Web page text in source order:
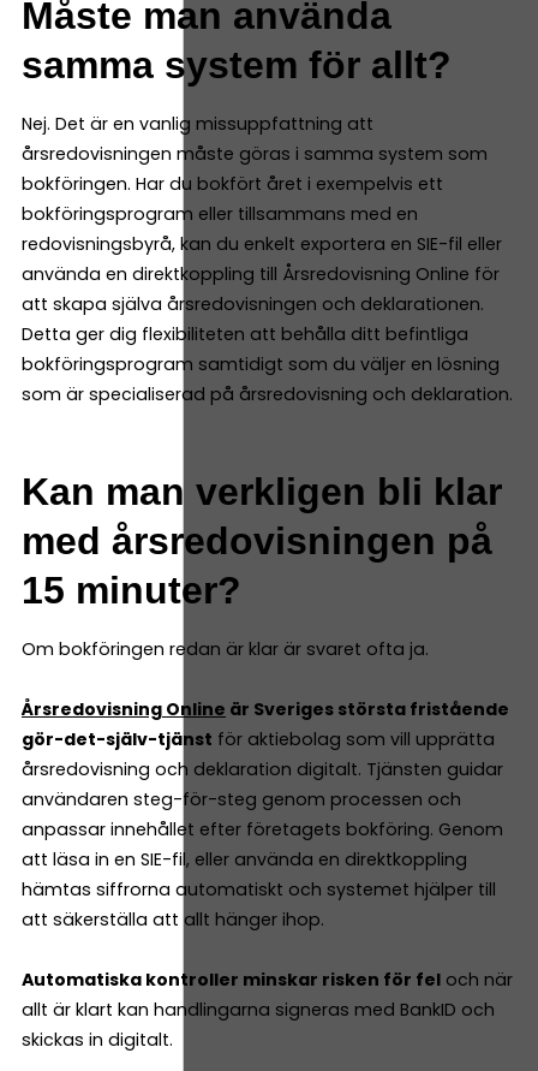
Måste man använda
samma system för allt?
Nej. Det är en vanlig missuppfattning att
årsredovisningen måste göras i samma system som
bokföringen. Har du bokfört året i exempelvis ett
bokföringsprogram eller tillsammans med en
redovisningsbyrå, kan du enkelt exportera en SIE-fil eller
använda en direktkoppling till Årsredovisning Online för
att skapa själva årsredovisningen och deklarationen.
Detta ger dig flexibiliteten att behålla ditt befintliga
bokföringsprogram samtidigt som du väljer en lösning
som är specialiserad på årsredovisning och deklaration.
Kan man verkligen bli klar
med årsredovisningen på
15 minuter?
Om bokföringen redan är klar är svaret ofta ja.
Årsredovisning Online är Sveriges största fristående
gör-det-själv-tjänst för aktiebolag som vill upprätta
årsredovisning och deklaration digitalt. Tjänsten guidar
användaren steg-för-steg genom processen och
anpassar innehållet efter företagets bokföring. Genom
att läsa in en SIE-fil, eller använda en direktkoppling
hämtas siffrorna automatiskt och systemet hjälper till
att säkerställa att allt hänger ihop.
Automatiska kontroller minskar risken för fel och när
allt är klart kan handlingarna signeras med BankID och
skickas in digitalt.